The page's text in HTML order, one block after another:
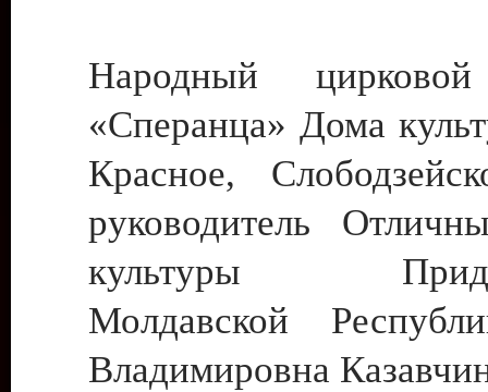
Народный цирковой
«Сперанца» Дома
Красное,
руководитель
культуры
Молдавской
Владимировна